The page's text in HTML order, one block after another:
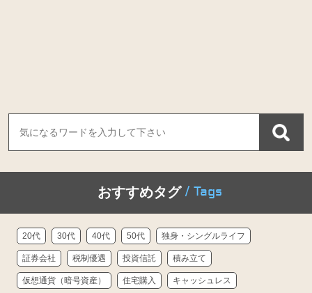
おすすめタグ/ Tags
20代 30代 40代 50代 独身・シングルライフ
証券会社 税制優遇 投資信託 積み立て
仮想通貨（暗号資産） 住宅購入 キャッシュレス